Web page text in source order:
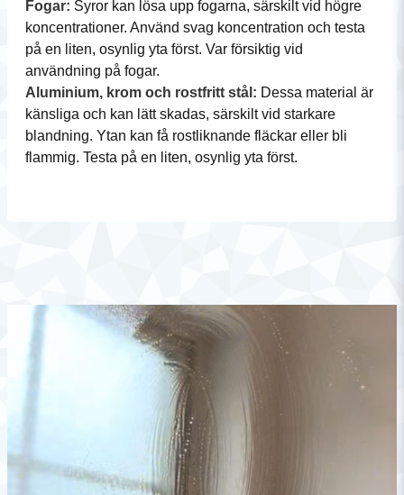
Fogar: Syror kan lösa upp fogarna, särskilt vid högre
koncentrationer. Använd svag koncentration och testa
på en liten, osynlig yta först. Var försiktig vid
användning på fogar.
Aluminium, krom och rostfritt stål: Dessa material är
känsliga och kan lätt skadas, särskilt vid starkare
blandning. Ytan kan få rostliknande fläckar eller bli
flammig. Testa på en liten, osynlig yta först.